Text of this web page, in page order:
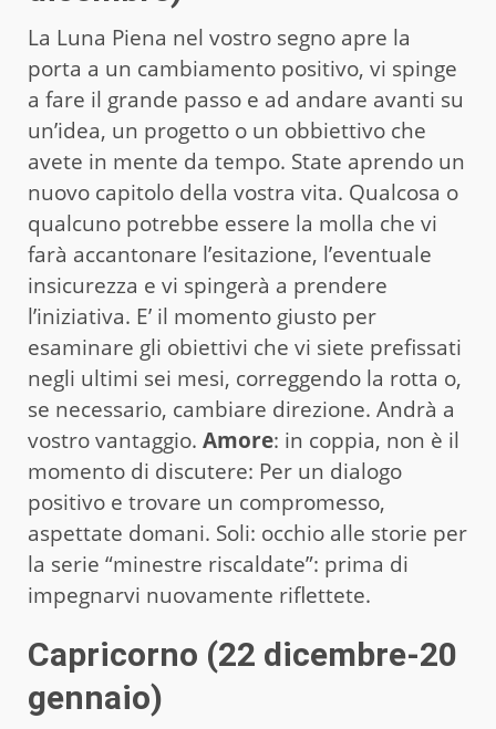
La Luna Piena nel vostro segno apre la
porta a un cambiamento positivo, vi spinge
a fare il grande passo e ad andare avanti su
un’idea, un progetto o un obbiettivo che
avete in mente da tempo. State aprendo un
nuovo capitolo della vostra vita. Qualcosa o
qualcuno potrebbe essere la molla che vi
farà accantonare l’esitazione, l’eventuale
insicurezza e vi spingerà a prendere
l’iniziativa. E’ il momento giusto per
esaminare gli obiettivi che vi siete prefissati
negli ultimi sei mesi, correggendo la rotta o,
se necessario, cambiare direzione. Andrà a
vostro vantaggio. Amore: in coppia, non è il
momento di discutere: Per un dialogo
positivo e trovare un compromesso,
aspettate domani. Soli: occhio alle storie per
la serie “minestre riscaldate”: prima di
impegnarvi nuovamente riflettete.
Capricorno (22 dicembre-20
gennaio)